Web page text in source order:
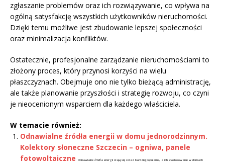
zgłaszanie problemów oraz ich rozwiązywanie, co wpływa na
ogólną satysfakcję wszystkich użytkowników nieruchomości.
Dzięki temu możliwe jest zbudowanie lepszej społeczności
oraz minimalizacja konfliktów.
Ostatecznie, profesjonalne zarządzanie nieruchomościami to
złożony proces, który przynosi korzyści na wielu
płaszczyznach. Obejmuje ono nie tylko bieżącą administrację,
ale także planowanie przyszłości i strategię rozwoju, co czyni
je nieocenionym wsparciem dla każdego właściciela.
W temacie również:
Odnawialne źródła energii w domu jednorodzinnym.
Kolektory słoneczne Szczecin – ogniwa, panele
fotowoltaiczne
Odnawialne źródła energii stają się coraz bardziej popularne, a ich zastosowanie w domach